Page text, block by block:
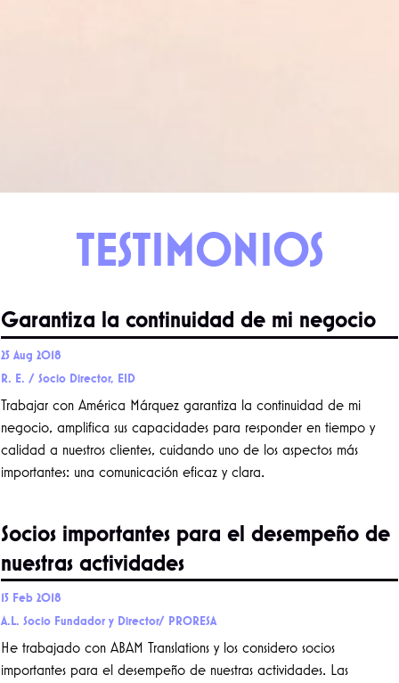
TESTIMONIOS
Garantiza la continuidad de mi negocio
25 Aug 2018
R. E. / Socio Director, EID
Trabajar con América Márquez garantiza la continuidad de mi
negocio, amplifica sus capacidades para responder en tiempo y
calidad a nuestros clientes, cuidando uno de los aspectos más
importantes: una comunicación eficaz y clara.
Socios importantes para el desempeño de
nuestras actividades
15 Feb 2018
A.L. Socio Fundador y Director/ PRORESA
He trabajado con ABAM Translations y los considero socios
importantes para el desempeño de nuestras actividades. Las